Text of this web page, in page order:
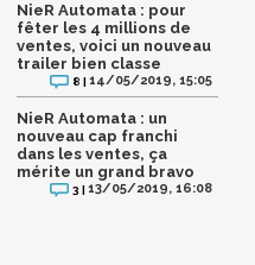
NieR Automata : pour
fêter les 4 millions de
ventes, voici un nouveau
trailer bien classe
8 |14/05/2019, 15:05
NieR Automata : un
nouveau cap franchi
dans les ventes, ça
mérite un grand bravo
3 |13/05/2019, 16:08